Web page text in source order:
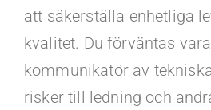
att säkerställa enhetliga
kvalitet. Du förväntas
kommunikatör av
risker till ledning och